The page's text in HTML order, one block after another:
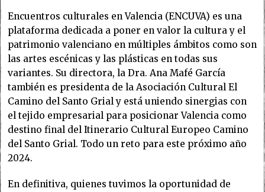
Encuentros culturales en Valencia (ENCUVA) es una
plataforma dedicada a poner en valor la cultura y el
patrimonio valenciano en múltiples ámbitos como son
las artes escénicas y las plásticas en todas sus
variantes. Su directora, la Dra. Ana Mafé García
también es presidenta de la Asociación Cultural El
Camino del Santo Grial y está uniendo sinergias con
el tejido empresarial para posicionar Valencia como
destino final del Itinerario Cultural Europeo Camino
del Santo Grial. Todo un reto para este próximo año
2024.
En definitiva, quienes tuvimos la oportunidad de